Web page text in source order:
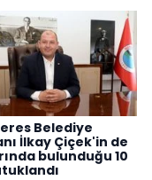
Belediye
İlkay Çiçek'in de
bulunduğu 10